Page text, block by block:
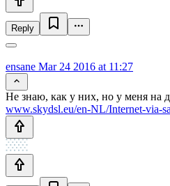
Reply
ensane Mar 24 2016 at 11:27
Не знаю, как у них, но у меня на
www.skydsl.eu/en-NL/Internet-via-